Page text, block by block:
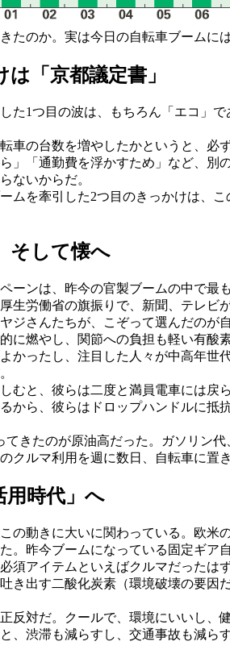
たのか。実は今日の自転車ブームに
「京都議定書」
た1つ目の波は、もちろん「エコ」で
車の台数を増やしたかというと、必
」「通勤費を浮かすため」など、別
ないからだ。
ムを牽引した2つ目のきっかけは、こ
そして懐へ
ーンは、昨今の官製ブームの中で最
生労働省の旗振りで、新聞、テレビ
ジさんたちが、こぞって選んだのが
に燃やし、関節への負担も軽い有酸
かったし、注目した人々が中高年
むと、彼らは二度と満員電車には戻
から、彼らはドロップハンドルに抵
きたのが原油高だった。ガソリン
クルマ利用を週に数日、自転車に置
用時代」へ
の動きに大いに関わっている。欧米
。昨今ブームになっている固定ギア
須アイテムといえばクルマだったは
き出す二酸化炭素（環境破壊の要因
反対だ。クールで、環境にいいし、
、渋滞も減らすし、交通事故も減らす